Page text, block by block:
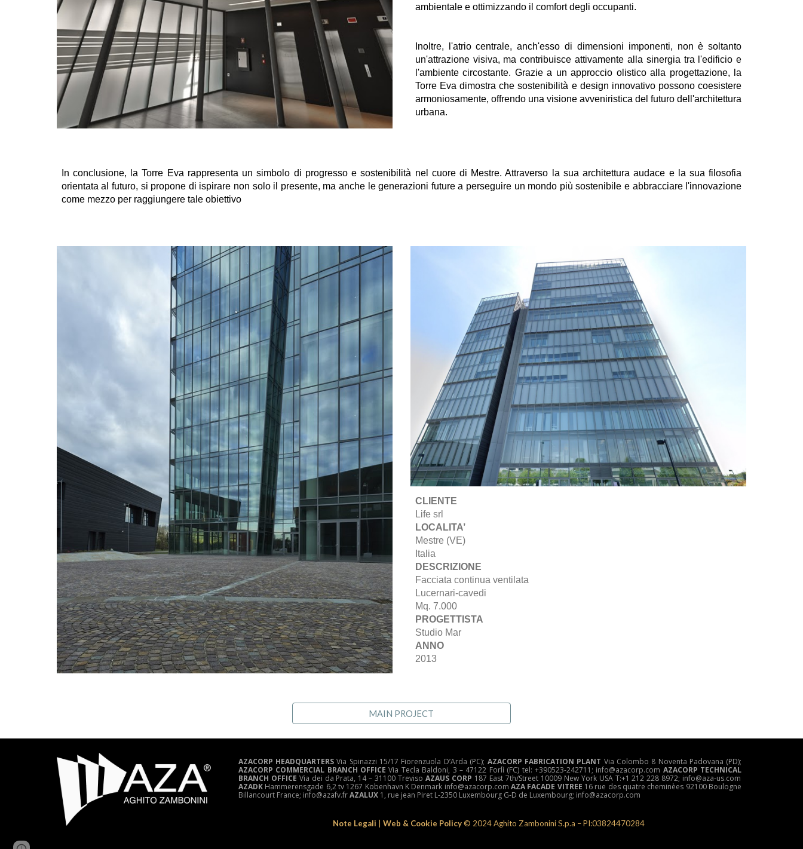
ambientale e ottimizzando il comfort degli occupanti.
Inoltre, l'atrio centrale, anch'esso di dimensioni imponenti, non è soltanto
un'attrazione visiva, ma contribuisce attivamente alla sinergia tra l'edificio e
l'ambiente circostante. Grazie a un approccio olistico alla progettazione, la
Torre Eva dimostra che sostenibilità e design innovativo possono coesistere
armoniosamente, offrendo una visione avveniristica del futuro dell'architettura
urbana.
In conclusione, la Torre Eva rappresenta un simbolo di progresso e sostenibilità nel cuore di Mestre. Attraverso la sua architettura audace e la sua filosofia
orientata al futuro, si propone di ispirare non solo il presente, ma anche le generazioni future a perseguire un mondo più sostenibile e abbracciare l'innovazione
come mezzo per raggiungere tale obiettivo
CLIENTE
Life srl
LOCALITA’
Mestre (VE)
Italia
DESCRIZIONE
Facciata continua ventilata
Lucernari-cavedi
Mq. 7.000
PROGETTISTA
Studio Mar
ANNO
2013
MAIN PROJECT
AZACORP HEADQUARTERS Via Spinazzi 15/17 Fiorenzuola D’Arda (PC); AZACORP FABRICATION PLANT Via Colombo 8 Noventa Padovana (PD);
AZACORP COMMERCIAL BRANCH OFFICE Via Tecla Baldoni, 3 – 47122 Forlì (FC) tel: +390523-242711; info@azacorp.com AZACORP TECHNICAL
BRANCH OFFICE Via dei da Prata, 14 – 31100 TrevisoAZAUS CORP 187 East 7th/Street 10009 New York USA T:+1 212 228 8972; info@aza-us.com
AZADKHammerensgade 6,2 tv 1267 Kobenhavn K Denmark info@azacorp.com AZA FACADE VITREE 16 rue des quatre cheminèes 92100 Boulogne
Billancourt France; info@azafv.frAZALUX1, rue jean Piret L-2350 Luxembourg G-D de Luxembourg; info@azacorp.com
Note Legali Web & Cookie Policy© 2024Aghito Zambonini S.p.a – PI:03824470284